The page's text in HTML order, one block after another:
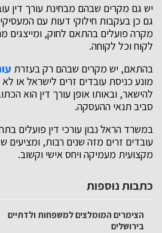
יש גם מקרים שבהם מבחינת עורך דין
גם כן בעקבות חילוקי דעות עם
מקרה פועלים בהתאם לחוק, ומייצגים
לקוח וכל לקוחה.
בהתאם, יש מקרים שבהם רק בעזרת
מונע כניסת עובדים זרים לישראל או
להישאר, ובאותו אופן עורך דין הוא
סביב תנאי ההעסקה.
במשרד הראל נבון עורכי דין פועלים
עובדים זרים מזה שנים רבות, ומציעים
מקצועית מעמיקה ויחס אישי וקשוב.
כתבות נוספות
הצימרים המומלצים למשפחות ולדתיים
בירושלים